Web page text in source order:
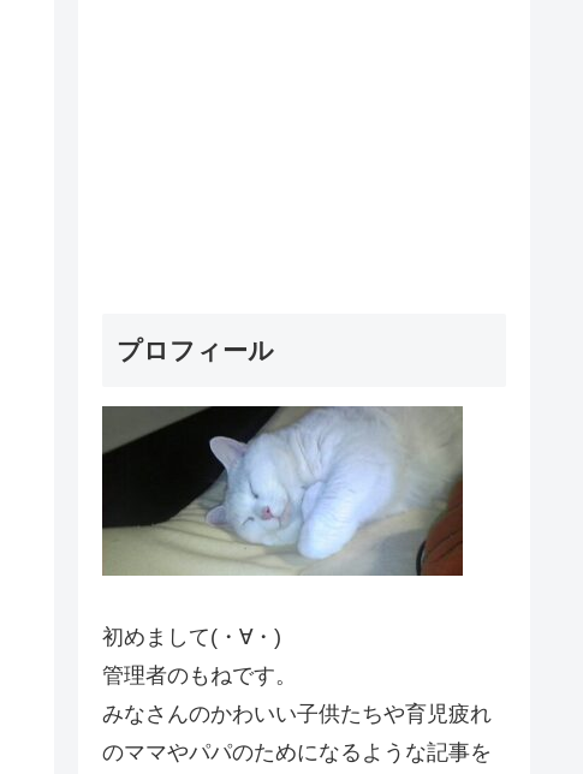
プロフィール
初めまして(・∀・)
管理者のもねです。
みなさんのかわいい子供たちや育児疲れ
のママやパパのためになるような記事を